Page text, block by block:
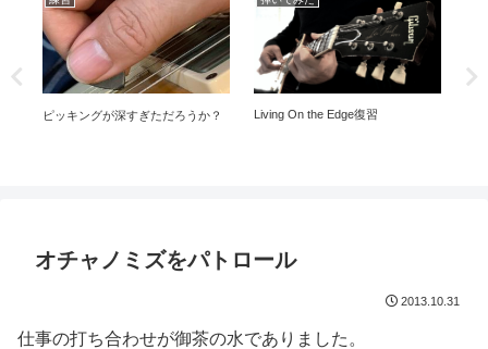
ピッキングが深すぎただろうか？ Living On the Edge復習
オチャノミズをパトロール
2013.10.31
仕事の打ち合わせが御茶の水でありました。